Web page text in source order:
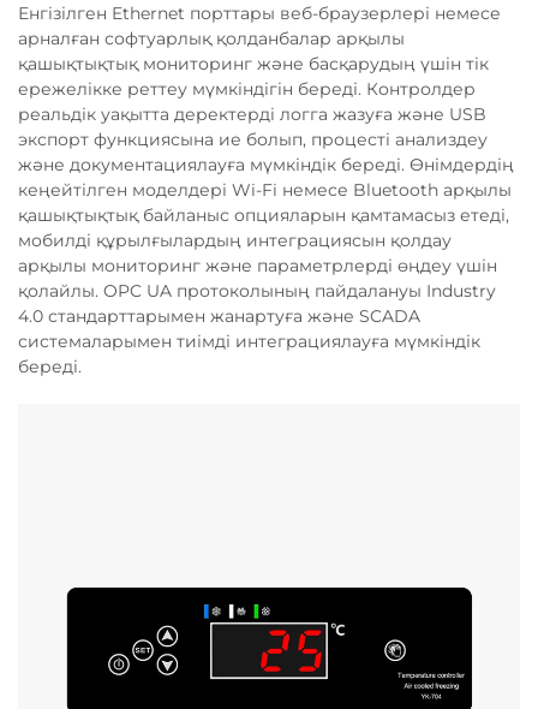
Енгізілген Ethernet порттары веб-браузерлері немесе
арналған софтуарлық қолданбалар арқылы
қашықтықтық мониторинг және басқарудың үшін тік
ережелікке реттеу мүмкіндігін береді. Контролдер
реальдік уақытта деректерді логга жазуға және USB
экспорт функциясына ие болып, процесті анализдеу
және документациялауға мүмкіндік береді. Өнімдердің
кеңейтілген моделдері Wi-Fi немесе Bluetooth арқылы
қашықтықтық байланыс опцияларын қамтамасыз етеді,
мобилді құрылғылардың интеграциясын қолдау
арқылы мониторинг және параметрлерді өңдеу үшін
қолайлы. OPC UA протоколының пайдалануы Industry
4.0 стандарттарымен жанартуға және SCADA
системаларымен тиімді интеграциялауға мүмкіндік
береді.